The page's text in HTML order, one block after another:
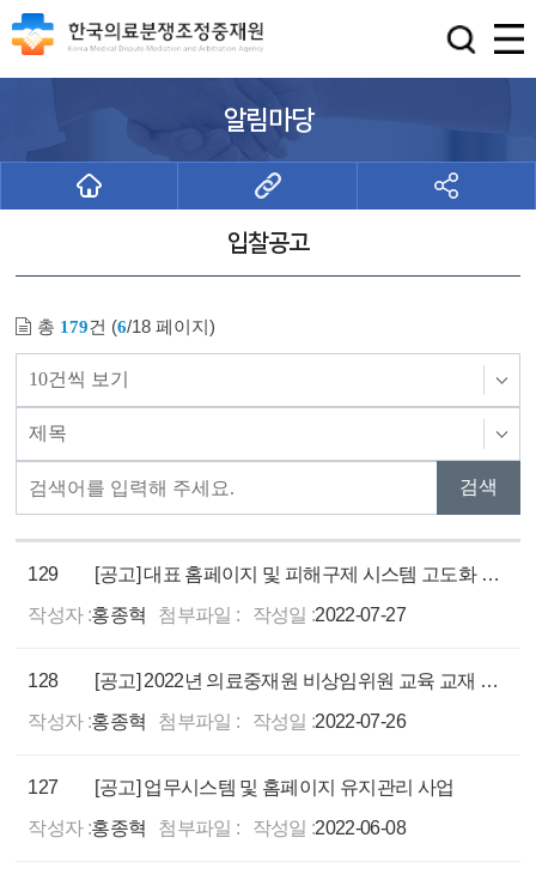
알림마당
입찰공고
총 179건 (6/18 페이지)
129
[공고] 대표 홈페이지 및 피해구제 시스템 고도화 사업
작성자 :홍종혁 첨부파일 : 작성일 :2022-07-27
128
[공고] 2022년 의료중재원 비상임위원 교육 교재 개발
작성자 :홍종혁 첨부파일 : 작성일 :2022-07-26
127
[공고] 업무시스템 및 홈페이지 유지관리 사업
작성자 :홍종혁 첨부파일 : 작성일 :2022-06-08